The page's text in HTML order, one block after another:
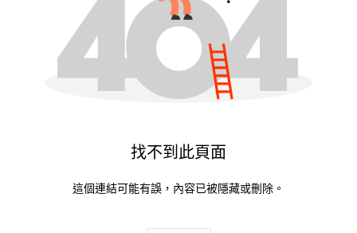
找不到此頁面
這個連結可能有誤，內容已被隱藏或刪除。